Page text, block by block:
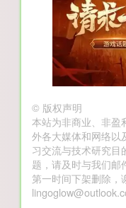
© 版权声明
本站为非商业、非盈
外各大媒体和网络以
习交流与技术研究目
题，请及时与我们邮
第一时间下架删除，